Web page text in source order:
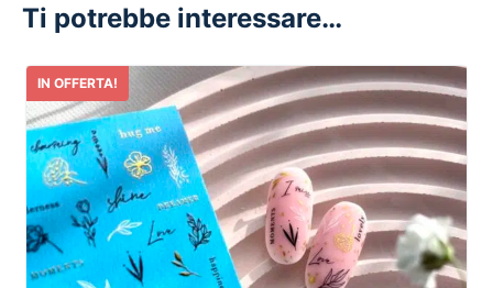
Ti potrebbe interessare…
IN OFFERTA!